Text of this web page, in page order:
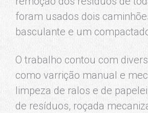
foram usados dois
basculante e um
O trabalho contou com
como varrição manual e
limpeza de ralos e de
de resíduos, roçada